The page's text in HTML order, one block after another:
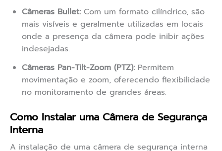
Câmeras Bullet: Com um formato cilíndrico, são
mais visíveis e geralmente utilizadas em locais
onde a presença da câmera pode inibir ações
indesejadas.
Câmeras Pan-Tilt-Zoom (PTZ): Permitem
movimentação e zoom, oferecendo flexibilidade
no monitoramento de grandes áreas.
Como Instalar uma Câmera de Segurança
Interna
A instalação de uma câmera de segurança interna